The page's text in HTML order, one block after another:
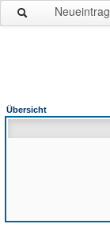
Neueintrag
Übersicht